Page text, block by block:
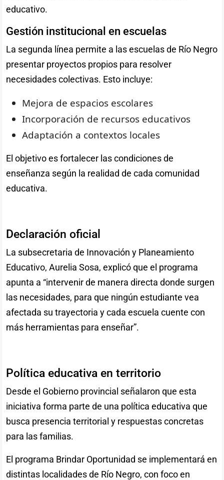
educativo.
Gestión institucional en escuelas
La segunda línea permite a las escuelas de Río Negro
presentar proyectos propios para resolver
necesidades colectivas. Esto incluye:
Mejora de espacios escolares
Incorporación de recursos educativos
Adaptación a contextos locales
El objetivo es fortalecer las condiciones de
enseñanza según la realidad de cada comunidad
educativa.
Declaración oficial
La subsecretaria de Innovación y Planeamiento
Educativo, Aurelia Sosa, explicó que el programa
apunta a “intervenir de manera directa donde surgen
las necesidades, para que ningún estudiante vea
afectada su trayectoria y cada escuela cuente con
más herramientas para enseñar”.
Política educativa en territorio
Desde el Gobierno provincial señalaron que esta
iniciativa forma parte de una política educativa que
busca presencia territorial y respuestas concretas
para las familias.
El programa Brindar Oportunidad se implementará en
distintas localidades de Río Negro, con foco en